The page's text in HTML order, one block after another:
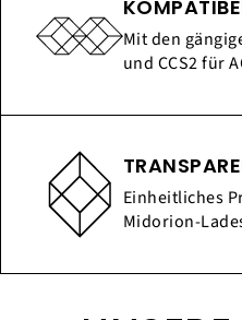
Mit den
und CCS2 für
Einheitliches
Midorion-